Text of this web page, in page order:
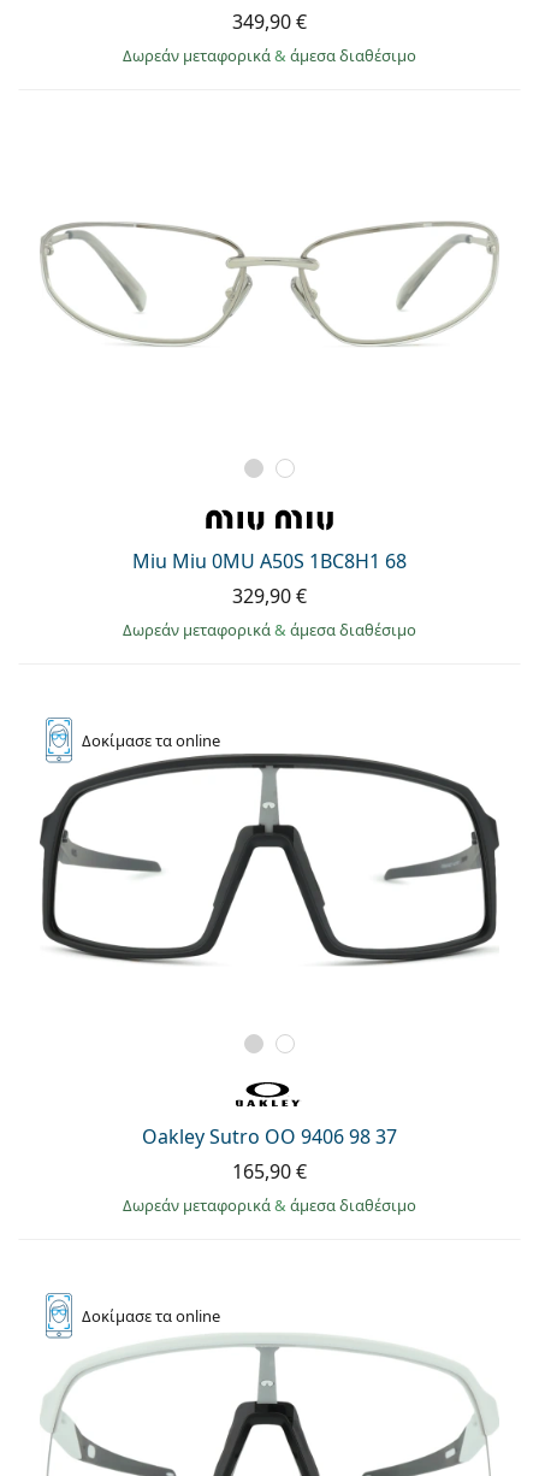
349,90 €
Δωρεάν μεταφορικά& άμεσα διαθέσιμο
Miu Miu 0MU A50S 1BC8H1 68
329,90 €
Δωρεάν μεταφορικά& άμεσα διαθέσιμο
Δοκίμασετα online
Oakley Sutro OO 9406 98 37
165,90 €
Δωρεάν μεταφορικά& άμεσα διαθέσιμο
Δοκίμασετα online